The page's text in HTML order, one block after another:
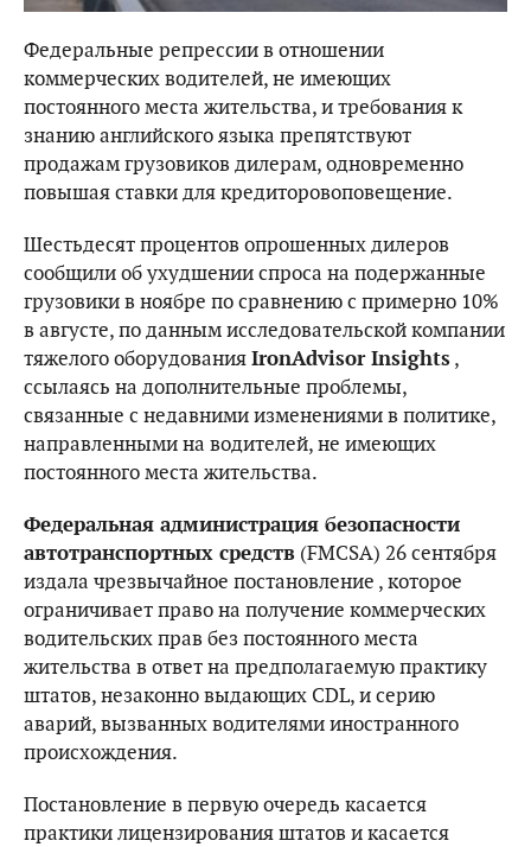
Федеральные репрессии в отношении
коммерческих водителей, не имеющих
постоянного места жительства, и требования к
знанию английского языка препятствуют
продажам грузовиков дилерам, одновременно
повышая ставки для кредиторовоповещение.
Шестьдесят процентов опрошенных дилеров
сообщили об ухудшении спроса на подержанные
грузовики в ноябре по сравнению с примерно 10%
в августе, по данным исследовательской компании
тяжелого оборудованияIronAdvisor Insights,
ссылаясь на дополнительные проблемы,
связанные с недавними изменениями в политике,
направленными на водителей, не имеющих
постоянного места жительства.
Федеральная администрация безопасности
автотранспортных средств (FMCSA) 26 сентября
издала чрезвычайное постановление , которое
ограничивает право на получение коммерческих
водительских прав без постоянного места
жительства в ответ на предполагаемую практику
штатов, незаконно выдающих CDL, и серию
аварий, вызванных водителями иностранного
происхождения.
Постановление в первую очередь касается
практики лицензирования штатов и касается